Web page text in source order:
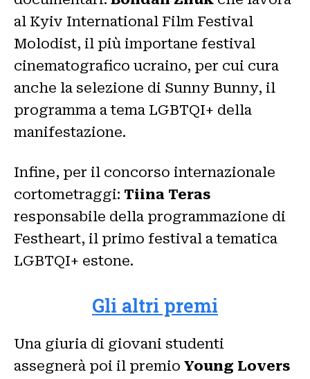
al Kyiv International Film Festival
Molodist, il più importane festival
cinematografico ucraino, per cui cura
anche la selezione di Sunny Bunny, il
programma a tema LGBTQI+ della
manifestazione.
Infine, per il concorso internazionale
cortometraggi: Tiina Teras
responsabile della programmazione di
Festheart, il primo festival a tematica
LGBTQI+ estone.
Gli altri premi
Una giuria di giovani studenti
assegnerà poi il premio Young Lovers